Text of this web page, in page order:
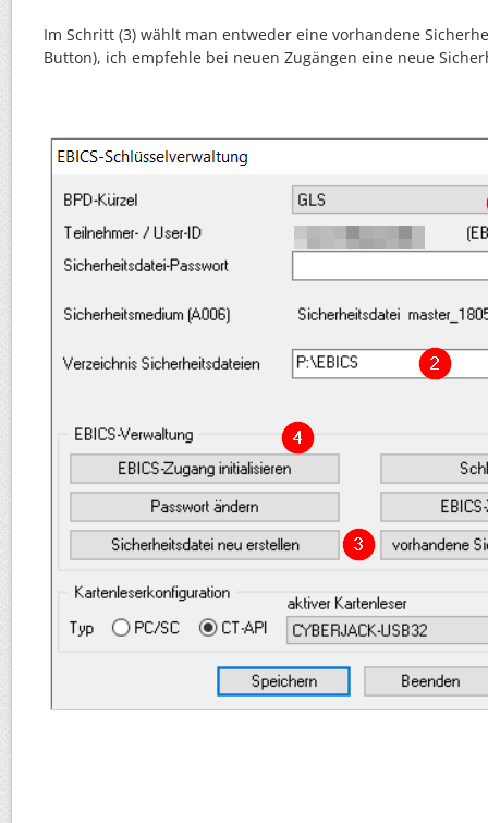
Im Schritt (3) wählt man entweder eine vorhandene
Button), ich empfehle bei neuen Zugängen eine neue